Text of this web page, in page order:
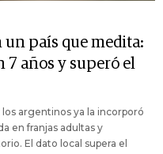
país que medita:
años y superó el
los argentinos ya la incorporó
en franjas adultas y
El dato local supera el